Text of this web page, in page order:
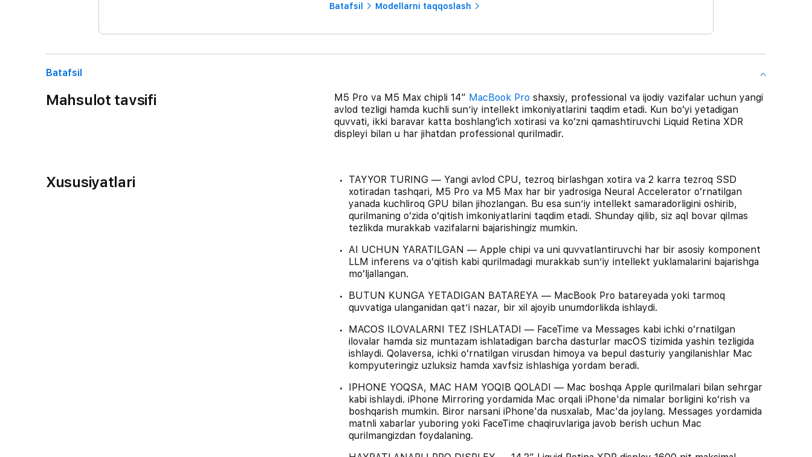
Batafsil Modellarni taqqoslash
Batafsil
Mahsulot tavsifi M5 Pro va M5 Max chipli 14″ MacBook Pro shaxsiy, professional va ijodiy vazifalar uchun yangi
avlod tezligi hamda kuchli sunʼiy intellekt imkoniyatlarini taqdim etadi. Kun boʻyi yetadigan
quvvati, ikki baravar katta boshlangʻich xotirasi va koʻzni qamashtiruvchi Liquid Retina XDR
displeyi bilan u har jihatdan professional qurilmadir.
Xususiyatlari
TAYYOR TURING — Yangi avlod CPU, tezroq birlashgan xotira va 2 karra tezroq SSD
xotiradan tashqari, M5 Pro va M5 Max har bir yadrosiga Neural Accelerator oʻrnatilgan
yanada kuchliroq GPU bilan jihozlangan. Bu esa sunʼiy intellekt samaradorligini oshirib,
qurilmaning oʻzida oʻqitish imkoniyatlarini taqdim etadi. Shunday qilib, siz aql bovar qilmas
tezlikda murakkab vazifalarni bajarishingiz mumkin.
AI UCHUN YARATILGAN — Apple chipi va uni quvvatlantiruvchi har bir asosiy komponent
LLM inferens va oʻqitish kabi qurilmadagi murakkab sunʼiy intellekt yuklamalarini bajarishga
moʻljallangan.
BUTUN KUNGA YETADIGAN BATAREYA — MacBook Pro batareyada yoki tarmoq
quvvatiga ulanganidan qatʼi nazar, bir xil ajoyib unumdorlikda ishlaydi.
MACOS ILOVALARNI TEZ ISHLATADI — FaceTime va Messages kabi ichki oʻrnatilgan
ilovalar hamda siz muntazam ishlatadigan barcha dasturlar macOS tizimida yashin tezligida
ishlaydi. Qolaversa, ichki oʻrnatilgan virusdan himoya va bepul dasturiy yangilanishlar Mac
kompyuteringiz uzluksiz hamda xavfsiz ishlashiga yordam beradi.
IPHONE YOQSA, MAC HAM YOQIB QOLADI — Mac boshqa Apple qurilmalari bilan sehrgar
kabi ishlaydi. iPhone Mirroring yordamida Mac orqali iPhone'da nimalar borligini koʻrish va
boshqarish mumkin. Biror narsani iPhone'da nusxalab, Mac'da joylang. Messages yordamida
matnli xabarlar yuboring yoki FaceTime chaqiruvlariga javob berish uchun Mac
qurilmangizdan foydalaning.